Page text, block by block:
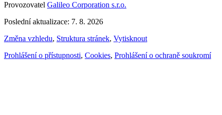
Provozovatel Galileo Corporation s.r.o.
Poslední aktualizace: 7. 8. 2026
Změna vzhledu, Struktura stránek, Vytisknout
Prohlášení o přístupnosti, Cookies, Prohlášení o ochraně soukromí